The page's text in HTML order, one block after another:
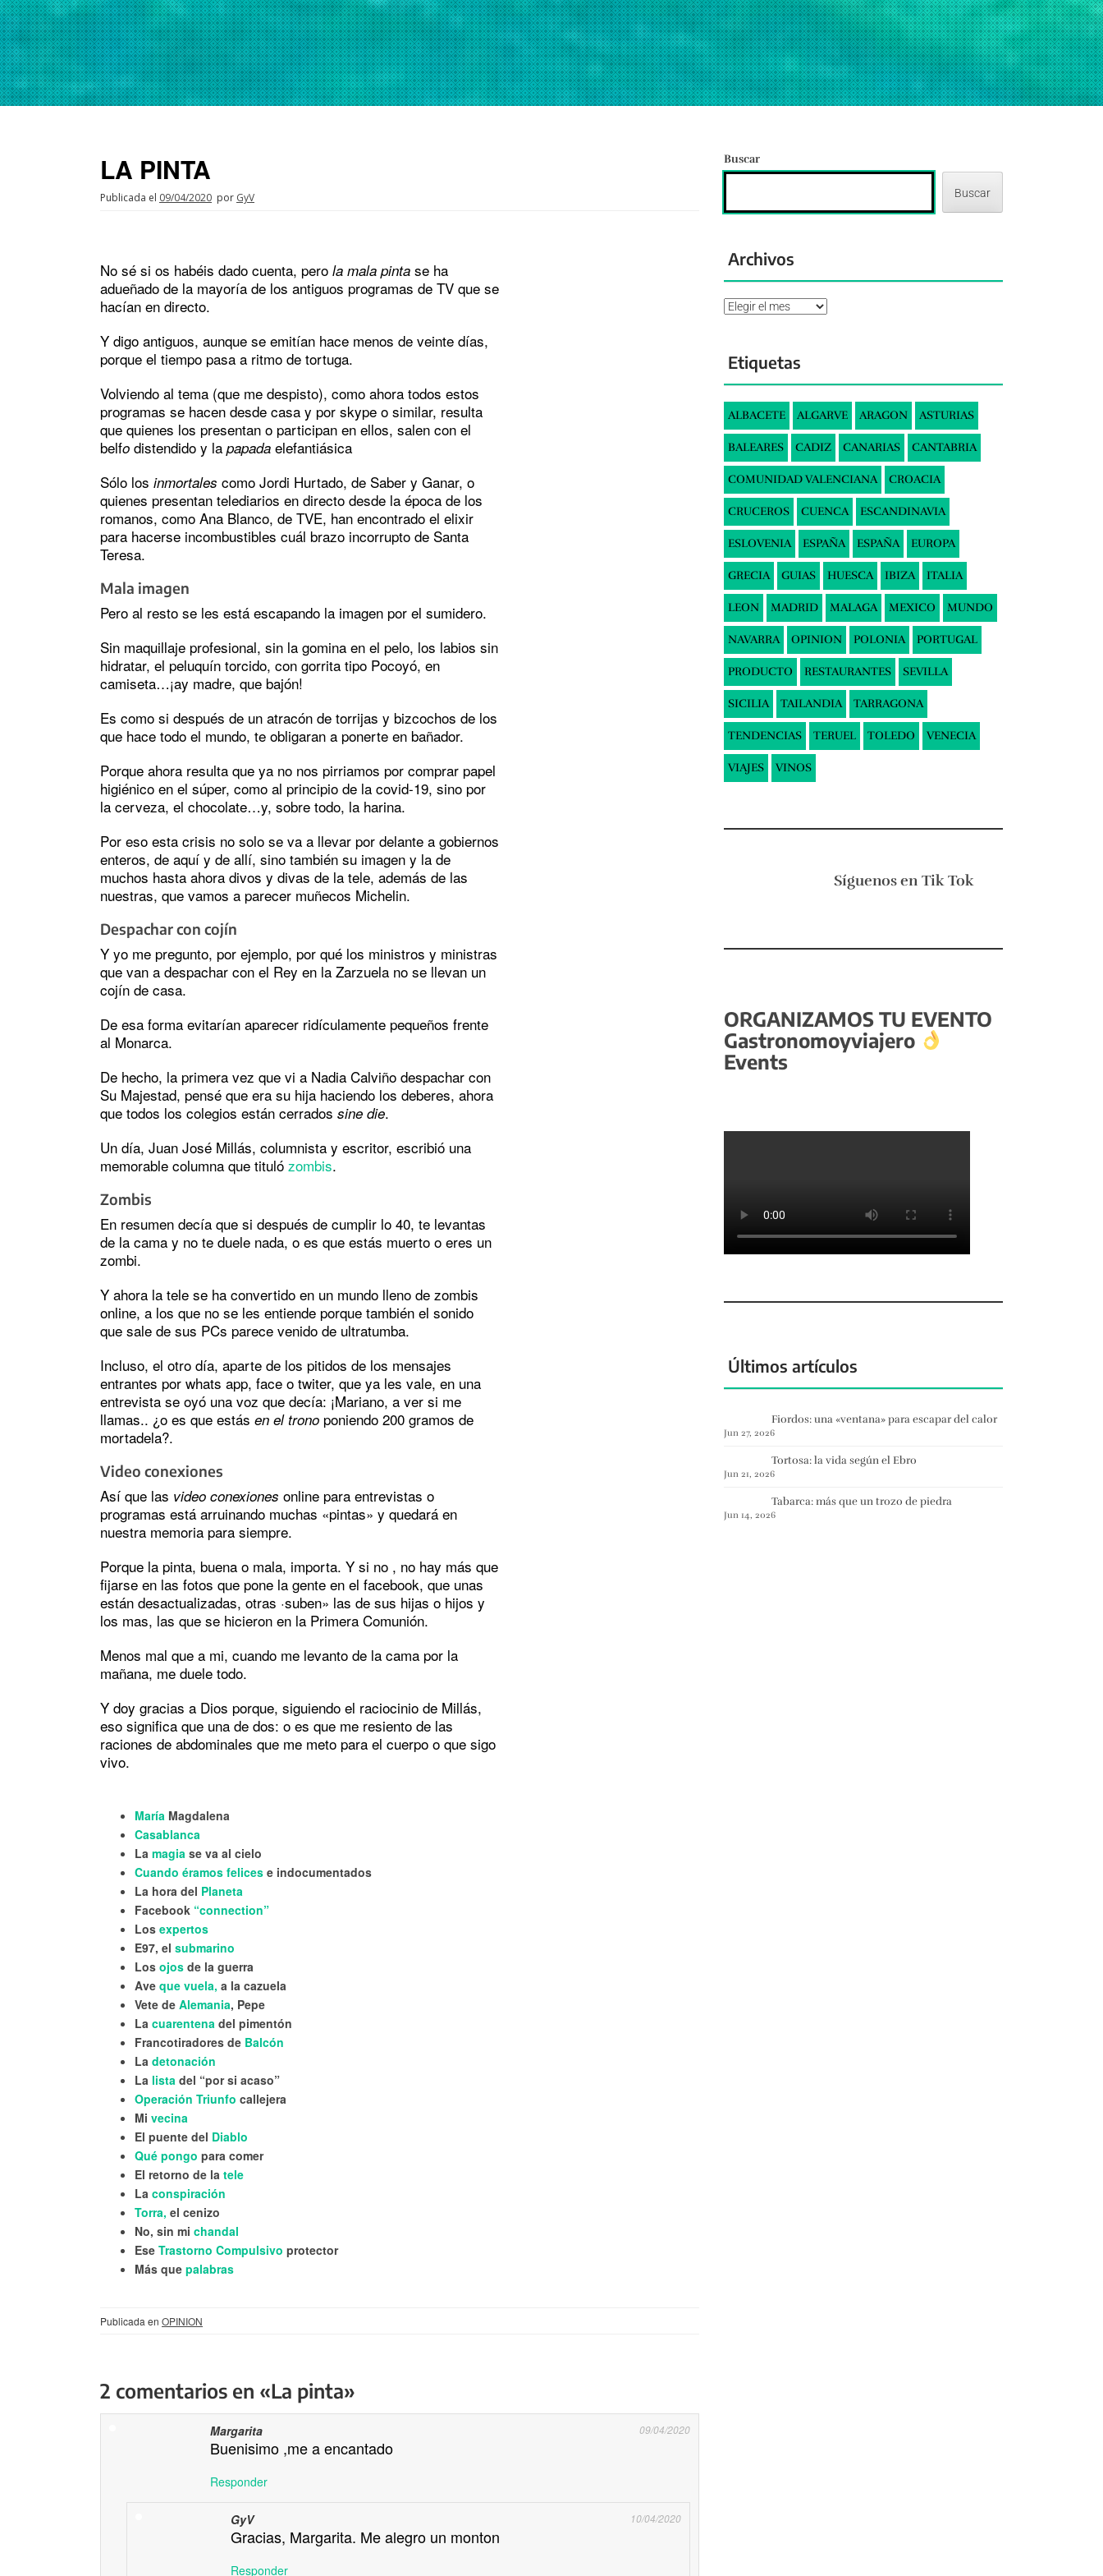
LA PINTA
Publicada el 09/04/2020 por GyV
No sé si os habéis dado cuenta, pero la mala pinta se ha
adueñado de la mayoría de los antiguos programas de TV que se
hacían en directo.
Y digo antiguos, aunque se emitían hace menos de veinte días,
porque el tiempo pasa a ritmo de tortuga.
Volviendo al tema (que me despisto), como ahora todos estos
programas se hacen desde casa y por skype o similar, resulta
que quienes los presentan o participan en ellos, salen con el
belfo distendido y la papada elefantiásica
Sólo los inmortales como Jordi Hurtado, de Saber y Ganar, o
quienes presentan telediarios en directo desde la época de los
romanos, como Ana Blanco, de TVE, han encontrado el elixir
para hacerse incombustibles cuál brazo incorrupto de Santa
Teresa.
Mala imagen
Pero al resto se les está escapando la imagen por el sumidero.
Sin maquillaje profesional, sin la gomina en el pelo, los labios sin
hidratar, el peluquín torcido, con gorrita tipo Pocoyó, en
camiseta…¡ay madre, que bajón!
Es como si después de un atracón de torrijas y bizcochos de los
que hace todo el mundo, te obligaran a ponerte en bañador.
Porque ahora resulta que ya no nos pirriamos por comprar papel
higiénico en el súper, como al principio de la covid-19, sino por
la cerveza, el chocolate…y, sobre todo, la harina.
Por eso esta crisis no solo se va a llevar por delante a gobiernos
enteros, de aquí y de allí, sino también su imagen y la de
muchos hasta ahora divos y divas de la tele, además de las
nuestras, que vamos a parecer muñecos Michelin.
Despachar con cojín
Y yo me pregunto, por ejemplo, por qué los ministros y ministras
que van a despachar con el Rey en la Zarzuela no se llevan un
cojín de casa.
De esa forma evitarían aparecer ridículamente pequeños frente
al Monarca.
De hecho, la primera vez que vi a Nadia Calviño despachar con
Su Majestad, pensé que era su hija haciendo los deberes, ahora
que todos los colegios están cerrados sine die.
Un día, Juan José Millás, columnista y escritor, escribió una
memorable columna que tituló zombis.
Zombis
En resumen decía que si después de cumplir lo 40, te levantas
de la cama y no te duele nada, o es que estás muerto o eres un
zombi.
Y ahora la tele se ha convertido en un mundo lleno de zombis
online, a los que no se les entiende porque también el sonido
que sale de sus PCs parece venido de ultratumba.
Incluso, el otro día, aparte de los pitidos de los mensajes
entrantes por whats app, face o twiter, que ya les vale, en una
entrevista se oyó una voz que decía: ¡Mariano, a ver si me
llamas.. ¿o es que estás en el trono poniendo 200 gramos de
mortadela?.
Video conexiones
Así que las video conexiones online para entrevistas o
programas está arruinando muchas «pintas» y quedará en
nuestra memoria para siempre.
Porque la pinta, buena o mala, importa. Y si no , no hay más que
fijarse en las fotos que pone la gente en el facebook, que unas
están desactualizadas, otras ·suben» las de sus hijas o hijos y
los mas, las que se hicieron en la Primera Comunión.
Menos mal que a mi, cuando me levanto de la cama por la
mañana, me duele todo.
Y doy gracias a Dios porque, siguiendo el raciocinio de Millás,
eso significa que una de dos: o es que me resiento de las
raciones de abdominales que me meto para el cuerpo o que sigo
vivo.
María Magdalena
Casablanca
La magia se va al cielo
Cuando éramos felices e indocumentados
La hora del Planeta
Facebook “connection”
Los expertos
E97, el submarino
Los ojos de la guerra
Ave que vuela, a la cazuela
Vete de Alemania, Pepe
La cuarentena del pimentón
Francotiradores de Balcón
La detonación
La lista del “por si acaso”
Operación Triunfo callejera
Mi vecina
El puente del Diablo
Qué pongo para comer
El retorno de la tele
La conspiración
Torra, el cenizo
No, sin mi chandal
Ese Trastorno Compulsivo protector
Más que palabras
Publicada en OPINION
2 comentarios en «La pinta»
Margarita 09/04/2020
Buenisimo ,me a encantado
Responder
GyV 10/04/2020
Gracias, Margarita. Me alegro un monton
Responder
Buscar
Buscar
Archivos
Archivos
Etiquetas
ALBACETE ALGARVE ARAGON ASTURIAS
BALEARES CADIZ CANARIAS CANTABRIA
COMUNIDAD VALENCIANA CROACIA
CRUCEROS CUENCA ESCANDINAVIA
ESLOVENIA ESPAÑA ESPAÑA EUROPA
GRECIA GUIAS HUESCA IBIZA ITALIA
LEON MADRID MALAGA MEXICO MUNDO
NAVARRA OPINION POLONIA PORTUGAL
PRODUCTO RESTAURANTES SEVILLA
SICILIA TAILANDIA TARRAGONA
TENDENCIAS TERUEL TOLEDO VENECIA
VIAJES VINOS
Síguenos en Tik Tok
ORGANIZAMOS TU EVENTO
Gastronomoyviajero
Events
Últimos artículos
Fiordos: una «ventana» para escapar del calor
Jun 27, 2026
Tortosa: la vida según el Ebro
Jun 21, 2026
Tabarca: más que un trozo de piedra
Jun 14, 2026